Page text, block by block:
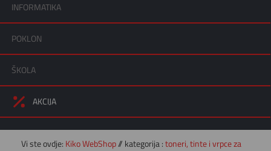
INFORMATIKA
POKLON
ŠKOLA
AKCIJA
Vi ste ovdje: Kiko WebShop// kategorija : toneri, tinte i vrpce za